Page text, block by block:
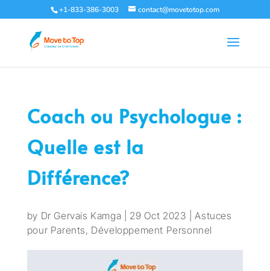
+1-833-386-3003 contact@movetotop.com
Coach ou Psychologue :
Quelle est la
Différence?
by Dr Gervais Kamga 29 Oct 2023 |Astuces
pour Parents, Développement Personnel